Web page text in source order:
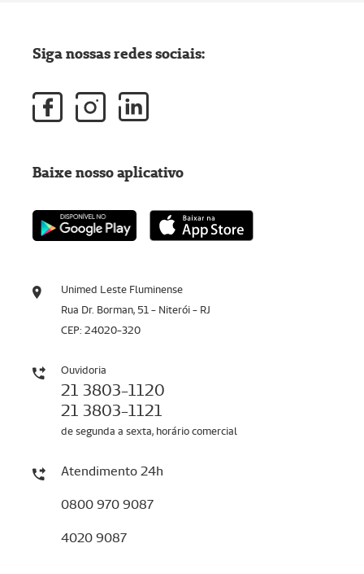
Unimed Leste Fluminense
Rua Dr. Borman, 51 - Niterói - RJ
CEP: 24020-320
Ouvidoria
21 3803-1120
21 3803-1121
de segunda a sexta, horário comercial
Atendimento 24h
0800 970 9087
4020 9087
Siga nossas redes sociais:
Baixe nosso aplicativo